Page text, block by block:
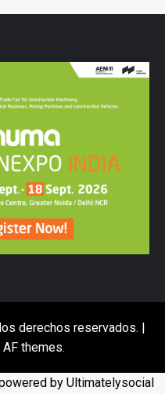
derechos reservados. |
AF themes.
by Ultimatelysocial